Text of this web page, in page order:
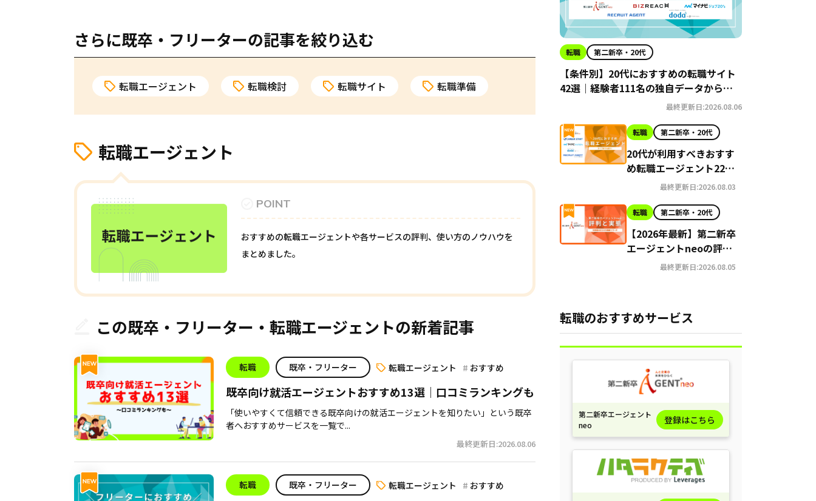
さらに既卒・フリーターの記事を絞り込む
転職エージェント 転職検討 転職サイト 転職準備
転職エージェント
POINT
おすすめの転職エージェントや各サービスの評判、使い方のノウハウを
まとめました。
この既卒・フリーター・転職エージェントの新着記事
転職 既卒・フリーター 転職エージェント おすすめ
既卒向け就活エージェントおすすめ13選｜口コミランキングも
「使いやすくて信頼できる既卒向けの就活エージェントを知りたい」という既卒
者へおすすめサービスを一覧で...
最終更新日:2026.08.06
転職 既卒・フリーター 転職エージェント おすすめ
転職 第二新卒・20代
【条件別】20代におすすめの転職サイト
42選｜経験者111名の独自データから導
最終更新日:2026.08.06
転職 第二新卒・20代
20代が利用すべきおすす
め転職エージェント22選
【2026年最新】
最終更新日:2026.08.03
転職 第二新卒・20代
【2026年最新】第二新卒
エージェントneoの評判
はやばい？Google口コ
最終更新日:2026.08.05
転職のおすすめサービス
第二新卒エージェント
neo
登録はこちら